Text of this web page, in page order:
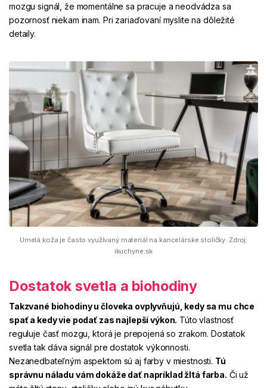
mozgu signál, že momentálne sa pracuje a neodvádza sa
pozornosť niekam inam. Pri zariaďovaní myslite na dôležité
detaily.
Umelá koža je často využívaný materiál na kancelárske stoličky. Zdroj:
ikuchyne.sk
Dostatok svetla a biohodiny
Takzvané biohodiny u človeka ovplyvňujú, kedy sa mu chce
spať a kedy vie podať zas najlepší výkon. Túto vlastnosť
reguluje časť mozgu, ktorá je prepojená so zrakom. Dostatok
svetla tak dáva signál pre dostatok výkonnosti.
Nezanedbateľným aspektom sú aj farby v miestnosti. Tú
správnu náladu vám dokáže dať napríklad žltá farba. Či už